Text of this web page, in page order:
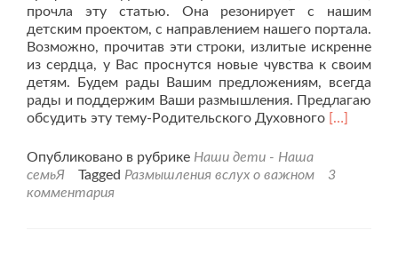
прочла эту статью. Она резонирует с нашим
детским проектом, с направлением нашего портала.
Возможно, прочитав эти строки, излитые искренне
из сердца, у Вас проснутся новые чувства к своим
детям. Будем рады Вашим предложениям, всегда
рады и поддержим Ваши размышления. Предлагаю
обсудить эту тему-Родительского Духовного Читать
[…]
Опубликовано в рубрике Наши дети - Наша
семьЯ
Tagged Размышления вслух о важном
3
комментария